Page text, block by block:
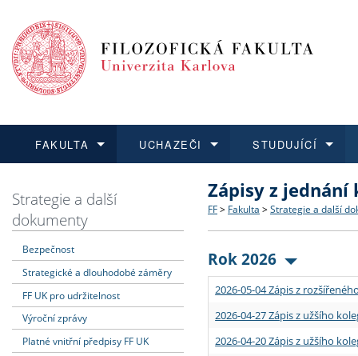
FAKULTA
Dozvědět se více
Struktura a historie
Strategie a další
Podpora a benefity pro
Absolventi fakulty
UCHAZEČI
Podat přihlášku
Co studovat a jak se
Učitelské studijní
Informace k průběhu
STUDUJÍCÍ
Dozvědět se více
Bakalářské a magisterské
Doktorské studium
Rigorózní řízení
Dozvědět se více
O vědě a výzkumu na FF
Akademické kvalifikace
Granty a projekty
Dozvědět se více
Aktuální nabídky a
Vyjíždějící studenti
Přijíždějící studenti
Vyjíždějící zaměstnanci
Strategie a další
dokumenty
Bezpečnost
Strategické a dlouhodobé záměry
FF UK pro udržitelnost
Výroční zprávy
Platné vnitřní předpisy FF UK
Zápisy z jednání
FF > Fakulta > Strategie a další
Rok 2026
2026-05-04 Zápis z
2026-04-27 Zápis z užšího
2026-04-20 Zápis z užšího